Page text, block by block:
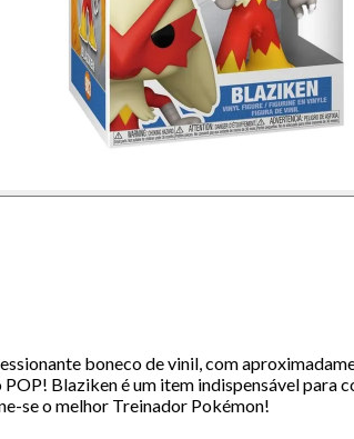
boneco de vinil, com
Blaziken é um item indispensável
se o melhor Treinador Pokémon!